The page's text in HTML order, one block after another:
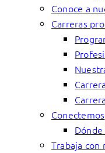
Conoce a
Carreras
Conectemos
Trabaja con